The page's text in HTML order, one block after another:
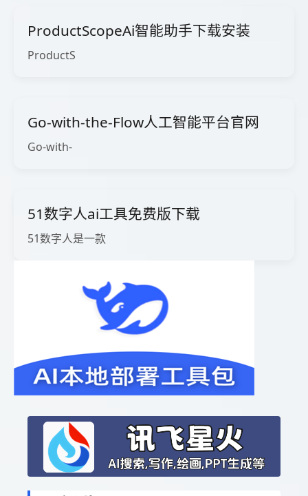
ProductScopeAi智能助手下载安装
ProductS
Go-with-the-Flow人工智能平台官网
Go-with-
51数字人ai工具免费版下载
51数字人是一款